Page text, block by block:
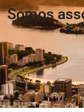
Somos
à: